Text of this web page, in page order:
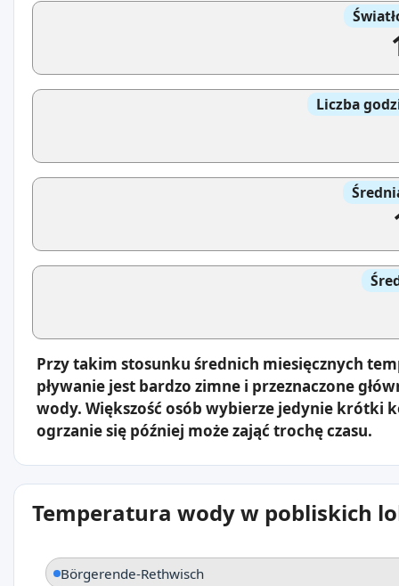
Liczba
Przy takim stosunku średnich miesięcznych
pływanie jest bardzo zimne i przeznaczone
wody. Większość osób wybierze jedynie krótki
ogrzanie się później może zająć trochę czasu.
Temperatura wody w pobliskich
Börgerende-Rethwisch